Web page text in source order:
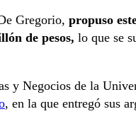
Gregorio, propuso
de pesos, lo que se
y Negocios de la
, en la que entregó sus